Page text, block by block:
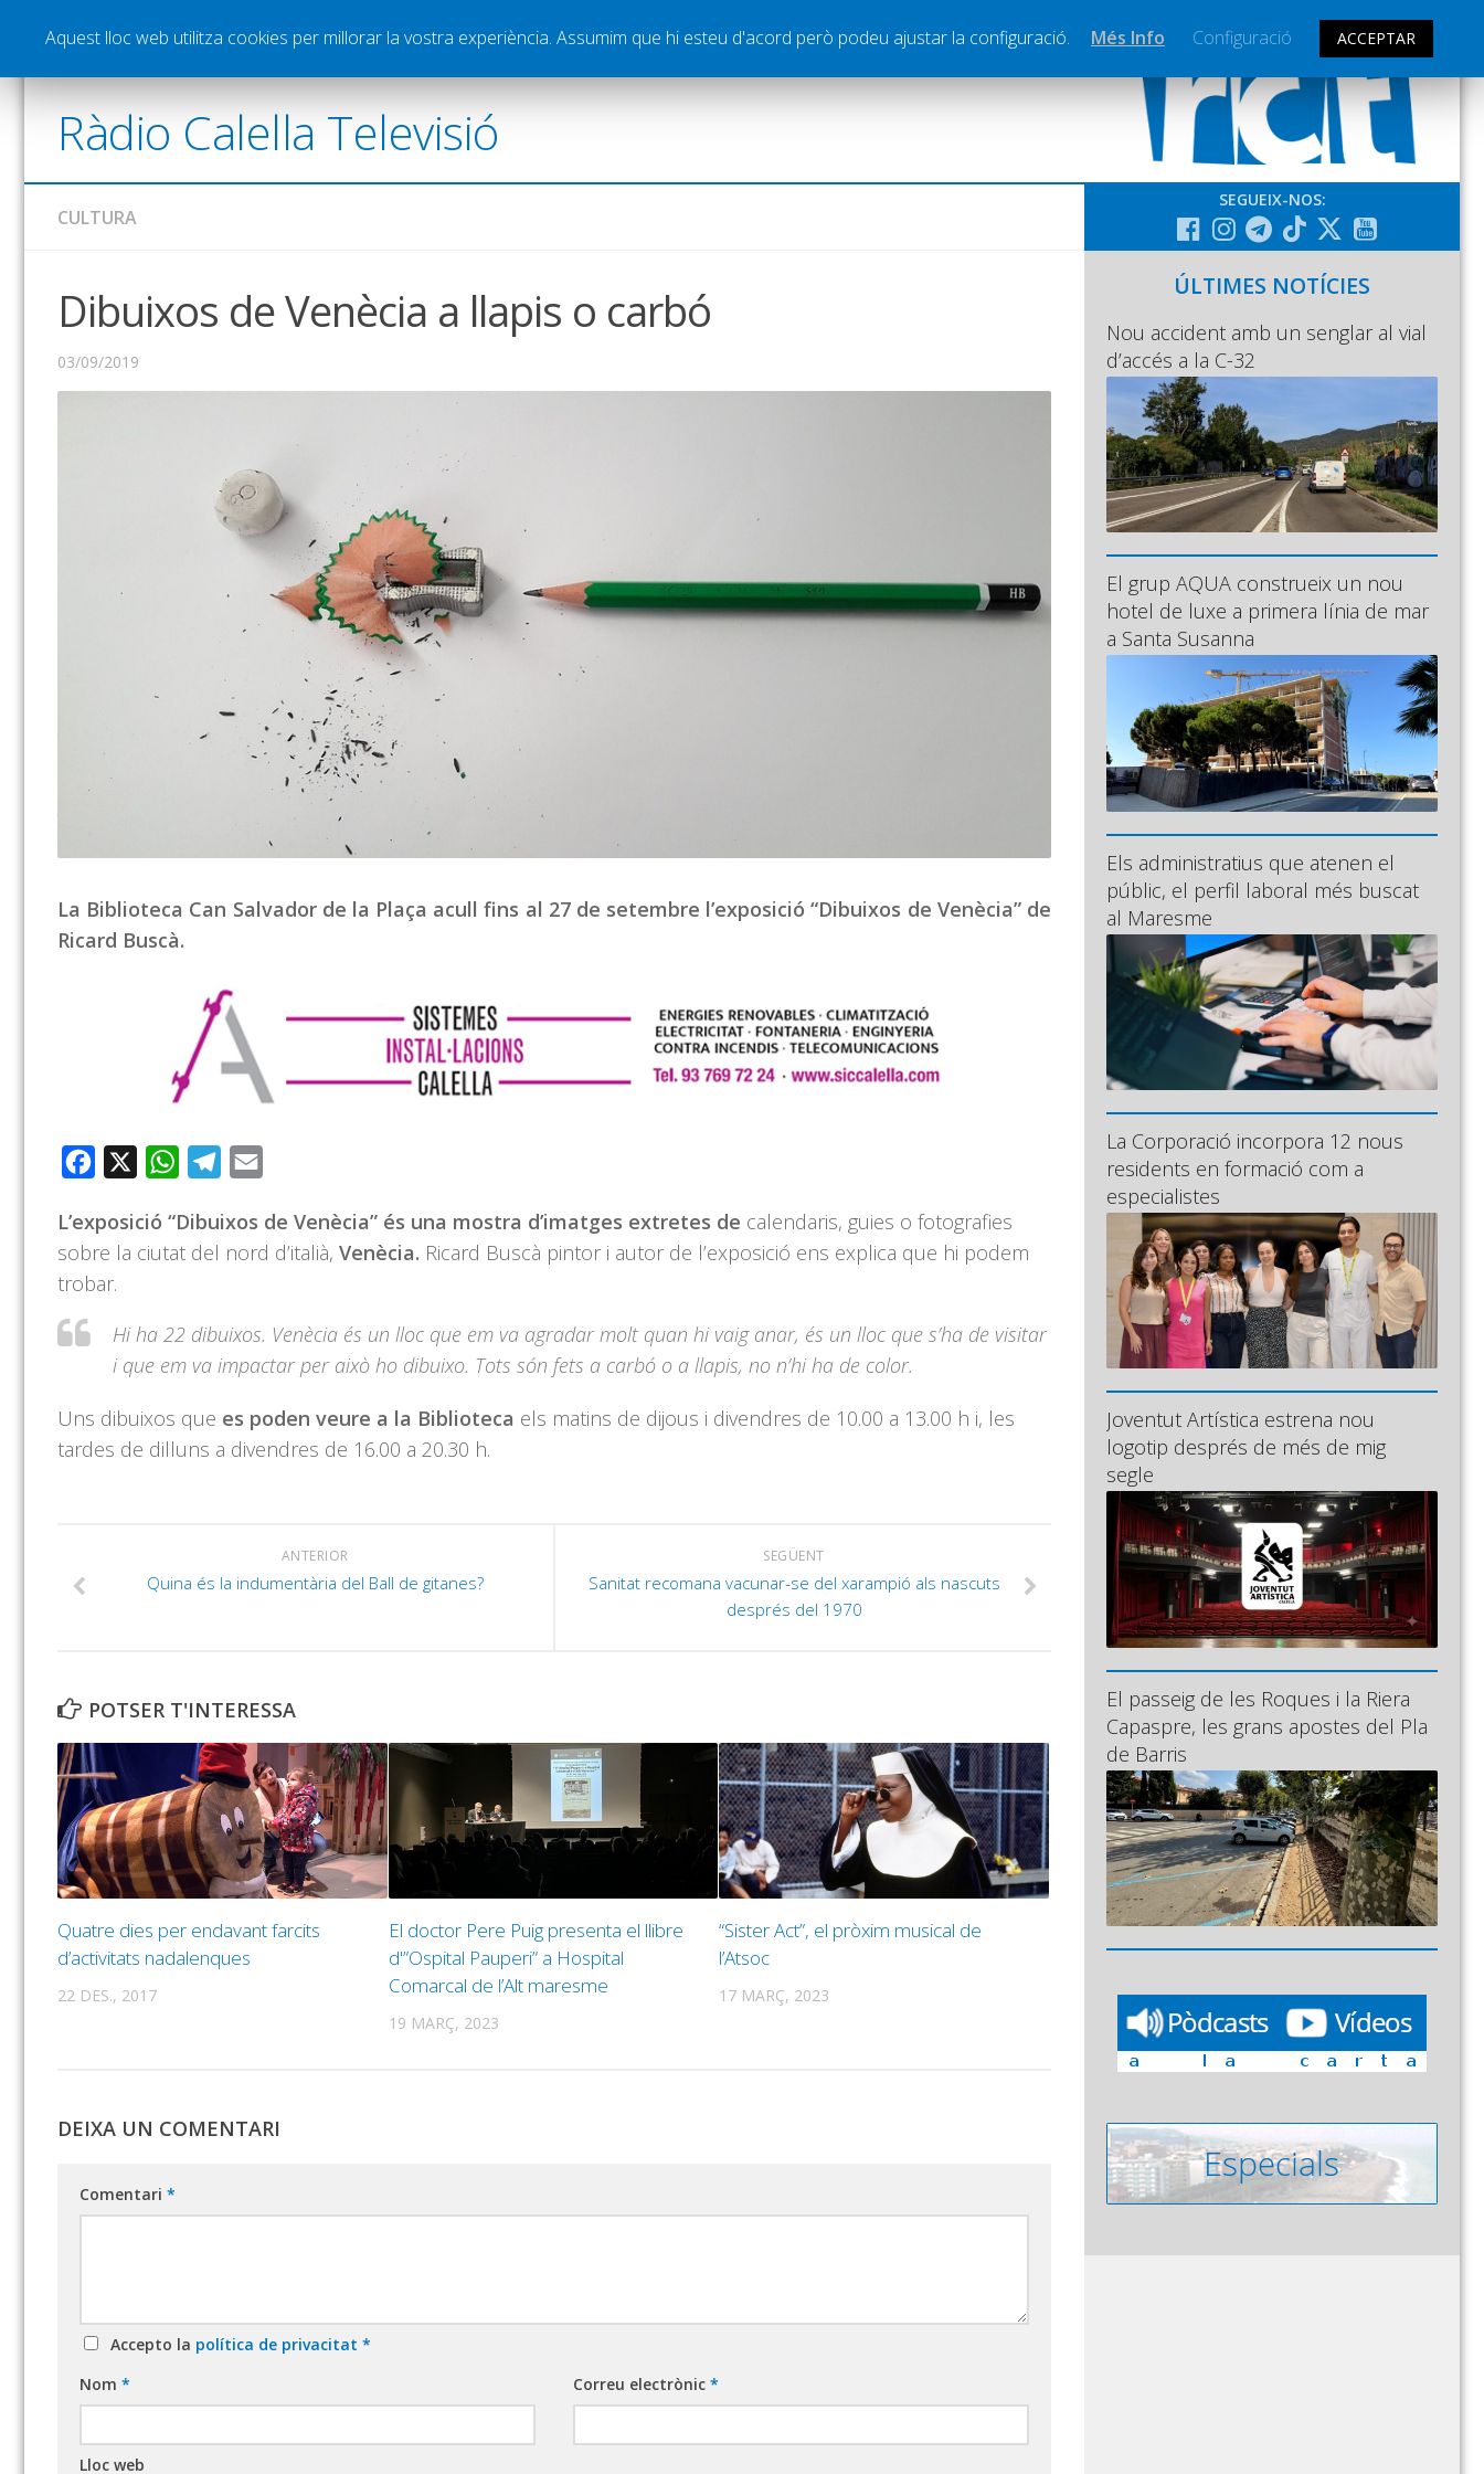
Notícies Esports Pòdcasts Vídeos Graella Publicitat Contacte
Ràdio Calella Televisió
CULTURA
Dibuixos de Venècia a llapis o carbó
03/09/2019
La Biblioteca Can Salvador de la Plaça acull fins al 27 de setembre l’exposició “Dibuixos de Venècia” de
Ricard Buscà.
Facebook WhatsAppTelegram
L’exposició “Dibuixos de Venècia” és una mostra d’imatges extretes de calendaris, guies o fotografies
sobre la ciutat del nord d’italià, Venècia. Ricard Buscà pintor i autor de l’exposició ens explica que hi podem
trobar.
Hi ha 22 dibuixos. Venècia és un lloc que em va agradar molt quan hi vaig anar, és un lloc que s’ha de visitar
i que em va impactar per això ho dibuixo. Tots són fets a carbó o a llapis, no n’hi ha de color.
Uns dibuixos que es poden veure a la Biblioteca els matins de dijous i divendres de 10.00 a 13.00 h i, les
tardes de dilluns a divendres de 16.00 a 20.30 h.
SEGÜENT
Sanitat recomana vacunar-se del xarampió als nascuts
després del 1970
ANTERIOR
Quina és la indumentària del Ball de gitanes?
POTSER T'INTERESSA
Quatre dies per endavant farcits
d’activitats nadalenques
22 DES., 2017
El doctor Pere Puig presenta el llibre
d'”Ospital Pauperi” a Hospital
Comarcal de l’Alt maresme
19 MARÇ, 2023
“Sister Act”, el pròxim musical de
l’Atsoc
17 MARÇ, 2023
DEIXA UN COMENTARI
Comentari *
Accepto la política de privacitat *
Nom * Correu electrònic*
Lloc web
SEGUEIX-NOS:
ÚLTIMES NOTÍCIES
Nou accident amb un senglar al vial
d’accés a la C-32
El grup AQUA construeix un nou
hotel de luxe a primera línia de mar
a Santa Susanna
Els administratius que atenen el
públic, el perfil laboral més buscat
al Maresme
La Corporació incorpora 12 nous
residents en formació com a
especialistes
Joventut Artística estrena nou
logotip després de més de mig
segle
El passeig de les Roques i la Riera
Capaspre, les grans apostes del Pla
de Barris
Aquest lloc web utilitza cookies per millorar la vostra experiència. Assumim que hi esteu d'acord però podeu ajustar la configuració. Més Info Configuració ACCEPTAR